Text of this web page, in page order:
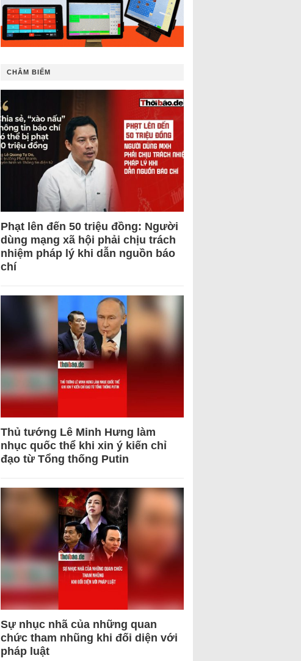
CHÂM BIẾM
Phạt lên đến 50 triệu đồng: Người
dùng mạng xã hội phải chịu trách
nhiệm pháp lý khi dẫn nguồn báo
chí
Thủ tướng Lê Minh Hưng làm
nhục quốc thể khi xin ý kiến chỉ
đạo từ Tổng thống Putin
Sự nhục nhã của những quan
chức tham nhũng khi đối diện với
pháp luật